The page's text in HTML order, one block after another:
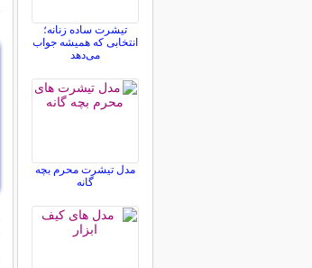
تیشرت ساده زنانه؛
انتخابی که همیشه جواب
می‌دهد
مدل تیشرت محرم بچه
گانه